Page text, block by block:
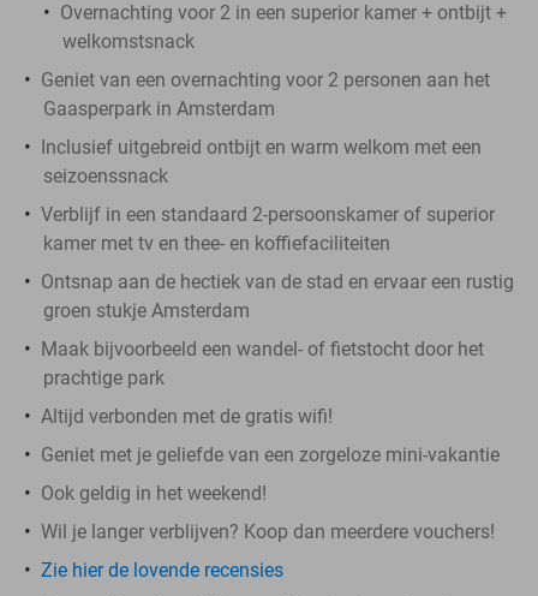
Overnachting voor 2 in een superior kamer + ontbijt +
welkomstsnack
Geniet van een overnachting voor 2 personen aan het
Gaasperpark in Amsterdam
Inclusief uitgebreid ontbijt en warm welkom met een
seizoenssnack
Verblijf in een standaard 2-persoonskamer of superior
kamer met tv en thee- en koffiefaciliteiten
Ontsnap aan de hectiek van de stad en ervaar een rustig
groen stukje Amsterdam
Maak bijvoorbeeld een wandel- of fietstocht door het
prachtige park
Altijd verbonden met de gratis wifi!
Geniet met je geliefde van een zorgeloze mini-vakantie
Ook geldig in het weekend!
Wil je langer verblijven? Koop dan meerdere vouchers!
Zie hier de lovende recensies